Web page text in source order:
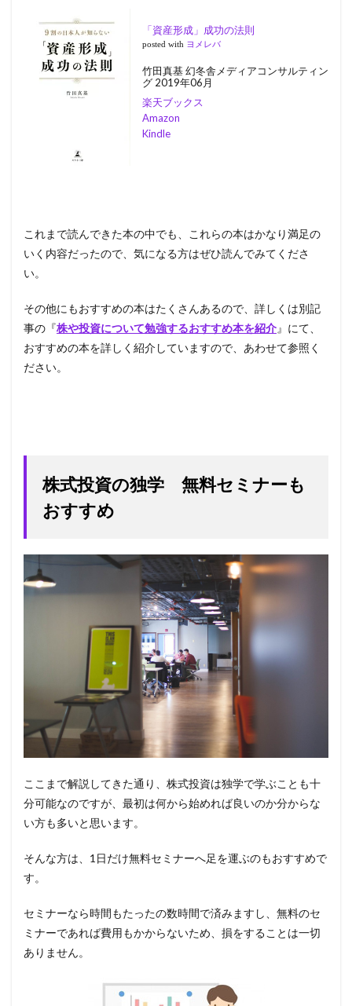
「資産形成」成功の法則
posted with ヨメレバ
竹田真基 幻冬舎メディアコンサルティン
グ 2019年06月
楽天ブックス
Amazon
Kindle
これまで読んできた本の中でも、これらの本はかなり満足の
いく内容だったので、気になる方はぜひ読んでみてくださ
い。
その他にもおすすめの本はたくさんあるので、詳しくは別記
事の『株や投資について勉強するおすすめ本を紹介』にて、
おすすめの本を詳しく紹介していますので、あわせて参照く
ださい。
株式投資の独学 無料セミナーも
おすすめ
ここまで解説してきた通り、株式投資は独学で学ぶことも十
分可能なのですが、最初は何から始めれば良いのか分からな
い方も多いと思います。
そんな方は、1日だけ無料セミナーへ足を運ぶのもおすすめで
す。
セミナーなら時間もたったの数時間で済みますし、無料のセ
ミナーであれば費用もかからないため、損をすることは一切
ありません。